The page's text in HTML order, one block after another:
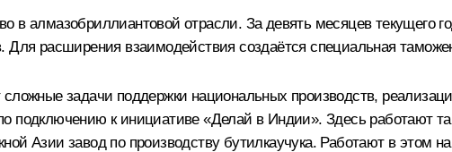
в алмазобриллиантовой отрасли. За девять месяцев текущего
расширения взаимодействия создаётся специальная
задачи поддержки национальных производств,
подключению к инициативе «Делай в Индии». Здесь работают
Азии завод по производству бутилкаучука. Работают в этом